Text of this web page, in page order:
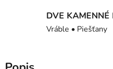
DVE KAMENNÉ
Vráble • Piešťany